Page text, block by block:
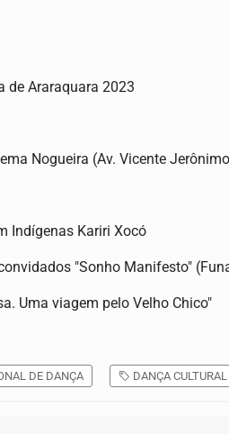
de Araraquara 2023
Nogueira (Av. Vicente
Indígenas Kariri Xocó
"Sonho Manifesto"
Uma viagem pelo Velho Chico"
DE DANÇA DANÇA CULTURAL